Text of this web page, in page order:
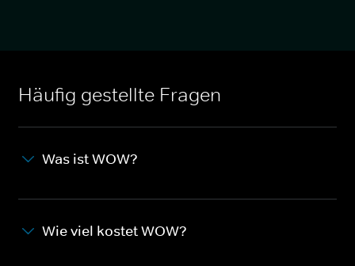
Häufig gestellte Fragen
Was ist WOW?
Wie viel kostet WOW?